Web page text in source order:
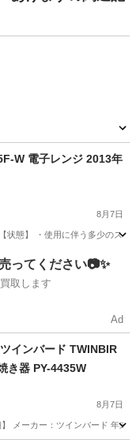
W 電子レンジ 2013年
8月7日
状態】 ・使用に伴う多少のス
ってください📷✨
取します
Ad
インバード TWINBIR
き器 PY-4435W
8月7日
メーカー：ツインバード 年